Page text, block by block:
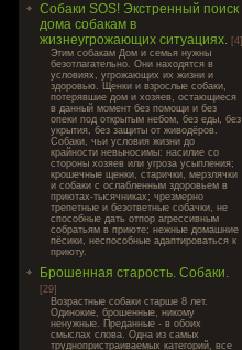
Собаки SOS! Экстренный поиск
дома собакам в
жизнеугрожающих ситуациях. [4]
Этим собакам Дом и семья нужны
безотлагательно. Они находятся в
условиях, угрожающих их жизни и
здоровью. Щенки и взрослые собаки,
потерявшие дом и хозяев, остающиеся
в данный момент без помощи и без
опеки под открытым небом, без еды, без
укрытия, без защиты от живодёров.
Собаки, чьи условия жизни до
крайности невыносимы: насилие со
стороны хозяев или угроза усыпления;
крошечные щенки, старички, мерзлячки
и собаки с ослабленным здоровьем в
приютах-тысячниках; чрезмерно
трепетные и безответные собачки, не
способные дать отпор агрессивным
собратьям в приюте; нежные домашние
пёсики, неспособные адаптироваться к
приюту.
Брошенная старость. Собаки.
[29]
Возрастные собаки старше 8 лет.
Одинокие, брошенные, никому
ненужные. Преданные - в обоих
смыслах слова. Одна из самых
труднопристраиваемых категорий, все